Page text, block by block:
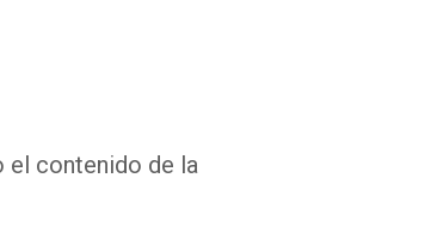
contenido de la